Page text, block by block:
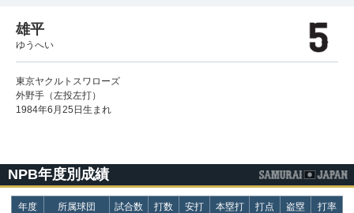
雄平
ゆうへい
東京ヤクルトスワローズ
外野手（左投左打）
1984年6月25日生まれ
NPB年度別成績
年度 所属球団 試合数 打数 安打 本塁打 打点 盗塁
打率